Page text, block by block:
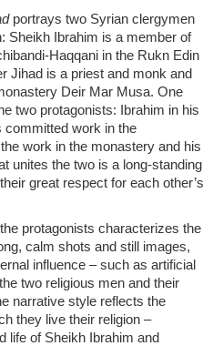
portrays two Syrian clergymen
Sheikh Ibrahim is a member of
Haqqani in the Rukn Edin
Jihad is a priest and monk and
Deir Mar Musa. One
two protagonists: Ibrahim in his
committed work in the
work in the monastery and his
unites the two is a long-standing
great respect for each other’s
protagonists characterizes the
calm shots and still images,
influence – such as artificial
two religious men and their
narrative style reflects the
they live their religion –
life of Sheikh Ibrahim and